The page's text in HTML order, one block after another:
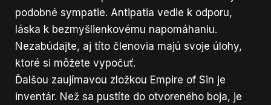
podobné sympatie. Antipatia vedie k odporu,
láska k bezmyšlienkovému napomáhaniu.
Nezabúdajte, aj títo členovia majú svoje úlohy,
ktoré si môžete vypočuť.
Ďalšou zaujímavou zložkou Empire of Sin je
inventár. Než sa pustíte do otvoreného boja, je